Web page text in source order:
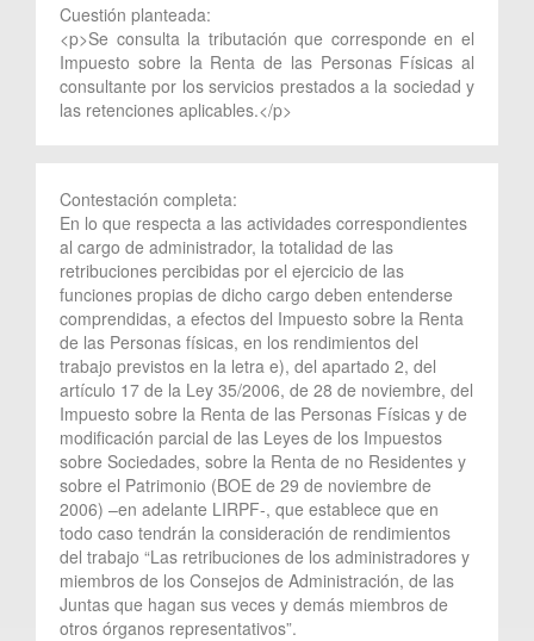
Cuestión planteada:
<p>Se consulta la tributación que corresponde en el
Impuesto sobre la Renta de las Personas Físicas al
consultante por los servicios prestados a la sociedad y
las retenciones aplicables.</p>
Contestación completa:
En lo que respecta a las actividades correspondientes
al cargo de administrador, la totalidad de las
retribuciones percibidas por el ejercicio de las
funciones propias de dicho cargo deben entenderse
comprendidas, a efectos del Impuesto sobre la Renta
de las Personas físicas, en los rendimientos del
trabajo previstos en la letra e), del apartado 2, del
artículo 17 de la Ley 35/2006, de 28 de noviembre, del
Impuesto sobre la Renta de las Personas Físicas y de
modificación parcial de las Leyes de los Impuestos
sobre Sociedades, sobre la Renta de no Residentes y
sobre el Patrimonio (BOE de 29 de noviembre de
2006) –en adelante LIRPF-, que establece que en
todo caso tendrán la consideración de rendimientos
del trabajo “Las retribuciones de los administradores y
miembros de los Consejos de Administración, de las
Juntas que hagan sus veces y demás miembros de
otros órganos representativos”.